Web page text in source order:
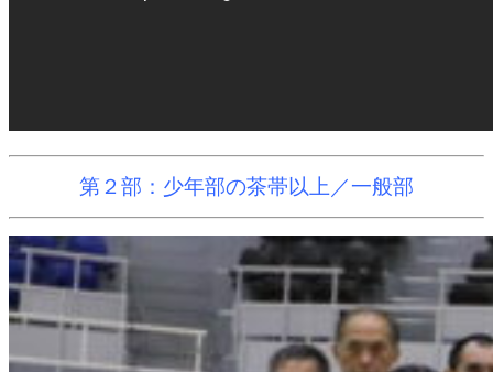
第２部：少年部の茶帯以上／一般部